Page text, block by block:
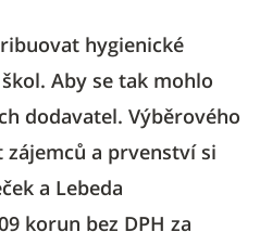
hygienické
Aby se tak mohlo
dodavatel. Výběrového
a prvenství si
a Lebeda
korun bez DPH za